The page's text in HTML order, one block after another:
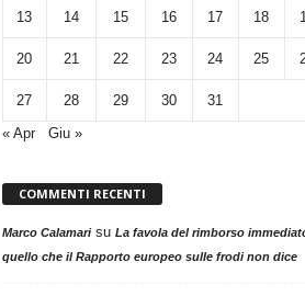
13 14 15 16 17 18
20 21 22 23 24 25
27 28 29 30
31
« Apr
Giu »
COMMENTI RECENTI
Marco Calamarisu La favola del rimborso
quello che il Rapporto europeo sulle frodi non dice